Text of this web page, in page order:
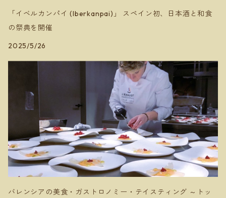
「イベルカンパイ (Iberkanpai)」 スペイン初、日本酒と和食
の祭典を開催
2025/5/26
バレンシアの美食・ガストロノミー・テイスティング ～トッ